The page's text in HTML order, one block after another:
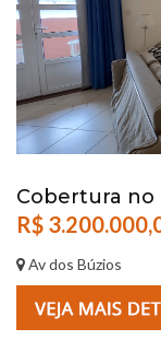
Cobertura no
R$
Av dos Búzios